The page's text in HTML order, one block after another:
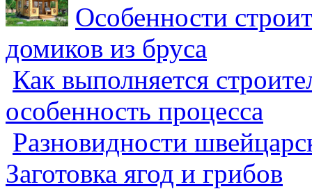
Особенности
домиков из бруса
Как выполняется
особенность процесса
Разновидности
Заготовка ягод и грибов